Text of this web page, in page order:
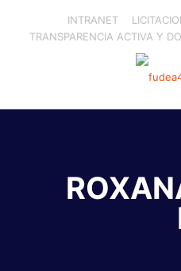
INTRANET
TRANSPARENCIA ACTIVA Y